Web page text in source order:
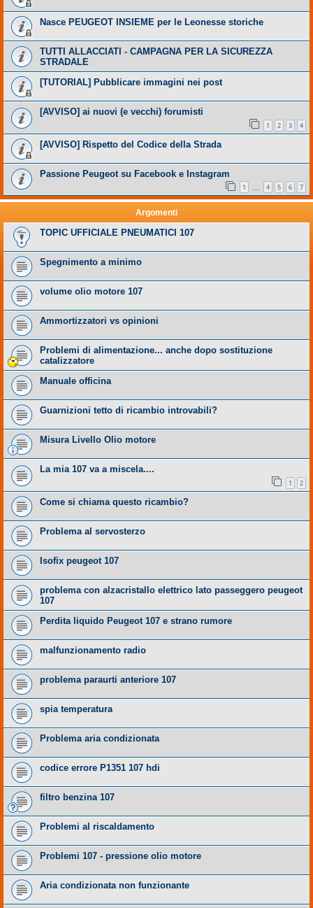
Nasce PEUGEOT INSIEME per le Leonesse storiche
TUTTI ALLACCIATI - CAMPAGNA PER LA SICUREZZA
STRADALE
[TUTORIAL] Pubblicare immagini nei post
[AVVISO] ai nuovi (e vecchi) forumisti
1 2 3 4
[AVVISO] Rispetto del Codice della Strada
Passione Peugeot su Facebook e Instagram
1 4 5 6 7
Argomenti
TOPIC UFFICIALE PNEUMATICI 107
Spegnimento a minimo
volume olio motore 107
Ammortizzatori vs opinioni
Problemi di alimentazione... anche dopo sostituzione
catalizzatore
Manuale officina
Guarnizioni tetto di ricambio introvabili?
Misura Livello Olio motore
La mia 107 va a miscela....
1 2
Come si chiama questo ricambio?
Problema al servosterzo
Isofix peugeot 107
problema con alzacristallo elettrico lato passeggero peugeot
107
Perdita liquido Peugeot 107 e strano rumore
malfunzionamento radio
problema paraurti anteriore 107
spia temperatura
Problema aria condizionata
codice errore P1351 107 hdi
filtro benzina 107
Problemi al riscaldamento
Problemi 107 - pressione olio motore
Aria condizionata non funzionante